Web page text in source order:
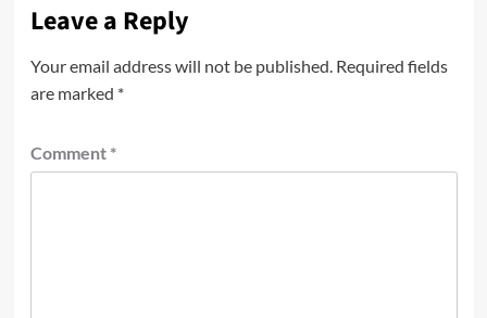
Leave a Reply
Your email address will not be published. Required fields
are marked *
Comment *